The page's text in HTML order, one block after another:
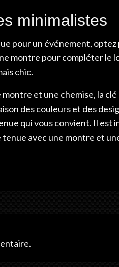
minimalistes
pour un événement, optez
montre pour compléter le
chic.
et une chemise, la
des couleurs et des
qui vous convient. Il est
avec une montre et